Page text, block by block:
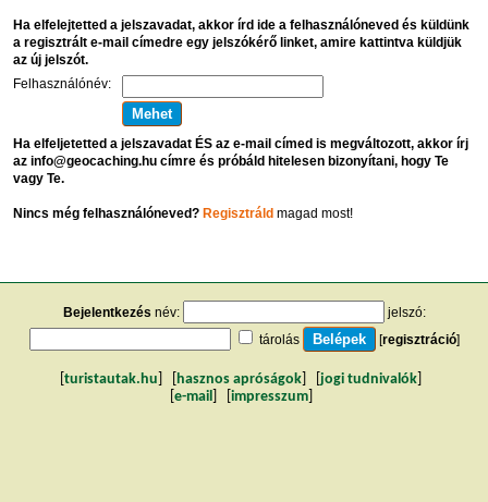
Ha elfelejtetted a jelszavadat, akkor írd ide a felhasználóneved és küldünk
a regisztrált e-mail címedre egy jelszókérő linket, amire kattintva küldjük
az új jelszót.
Felhasználónév:
Ha elfeljetetted a jelszavadat ÉS az e-mail címed is megváltozott, akkor írj
az info@geocaching.hu címre és próbáld hitelesen bizonyítani, hogy Te
vagy Te.
Nincs még felhasználóneved? Regisztráldmagad most!
Bejelentkezés név:
jelszó:
tárolás
[regisztráció]
turistautak.hu hasznos apróságok jogi tudnivalók
e-mail impresszum]